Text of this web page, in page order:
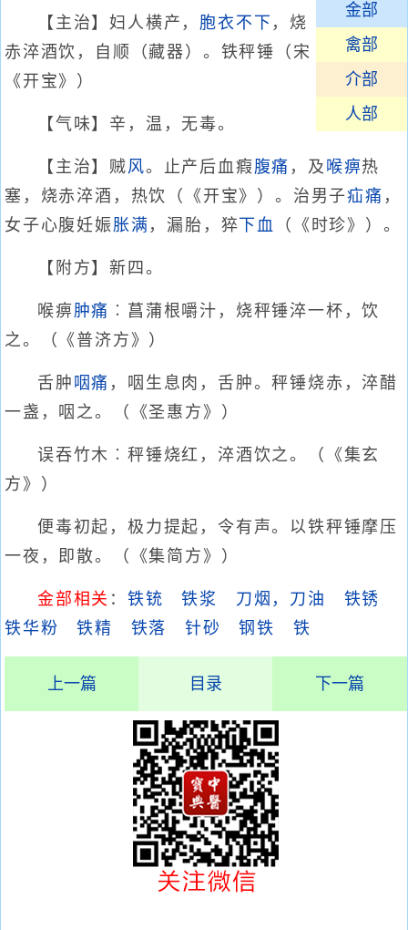
金部
禽部
介部
人部
【主治】妇人横产， 胞衣不下 ，烧
赤淬酒饮，自顺（藏器）。铁秤锤（宋
《开宝》）
【气味】辛，温，无毒。
【主治】贼风。止产后血瘕 腹痛 ，及 喉痹热
塞，烧赤淬酒，热饮（《开宝》）。治男子疝痛 ，
女子心腹妊娠胀满 ，漏胎，猝 下血 （《时珍》）。
【附方】新四。
喉痹肿痛 ︰菖蒲根嚼汁，烧秤锤淬一杯，饮
之。（《普济方》）
舌肿 咽痛 ，咽生息肉，舌肿。秤锤烧赤，淬醋
一盏，咽之。（《圣惠方》）
误吞竹木︰秤锤烧红，淬酒饮之。（《集玄
方》）
便毒初起，极力提起，令有声。以铁秤锤摩压
一夜，即散。（《集简方》）
金部相关 ：铁铳 铁浆 刀烟，刀油
铁锈
铁华粉
铁精 铁落 针砂 钢铁 铁
上一篇 目录 下一篇